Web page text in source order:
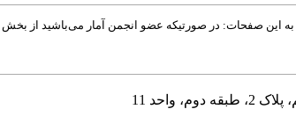
این صفحات: در صورتیکه عضو انجمن آمار می‌باشید از بخش
واحد 11